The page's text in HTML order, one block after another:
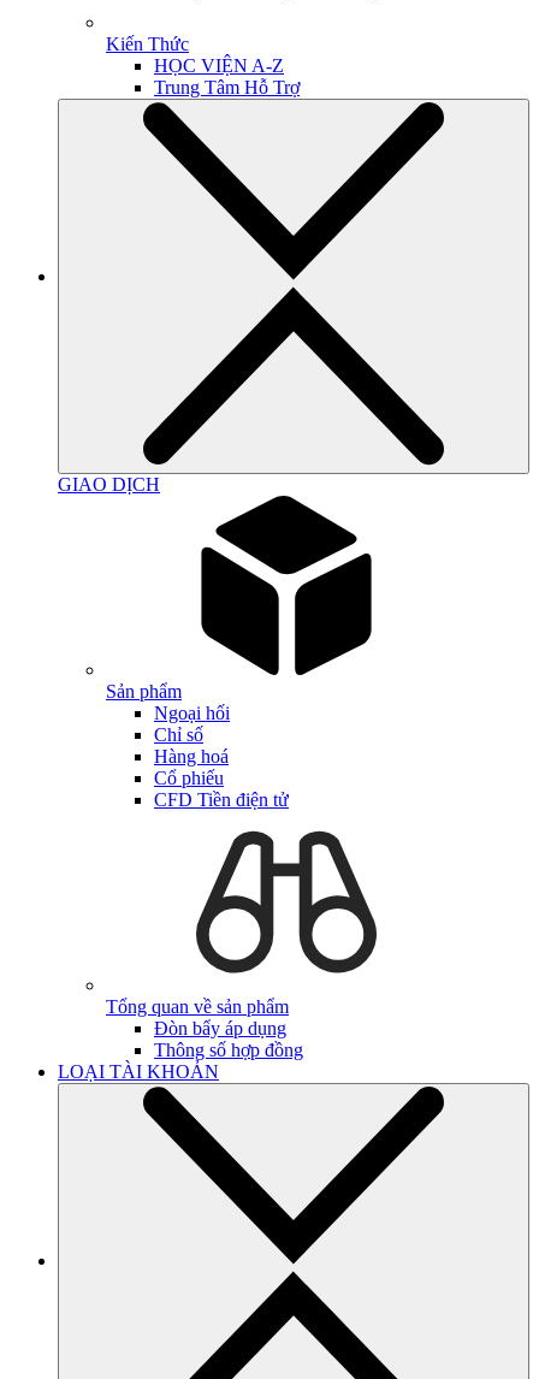
Kiến Thức
HỌC VIỆN A-Z
Trung Tâm Hỗ Trợ
GIAO DỊCH
Sản phẩm
Ngoại hối
Chỉ số
Hàng hoá
Cổ phiếu
CFD Tiền điện tử
Tổng quan về sản phẩm
Đòn bẩy áp dụng
Thông số hợp đồng
LOẠI TÀI KHOẢN